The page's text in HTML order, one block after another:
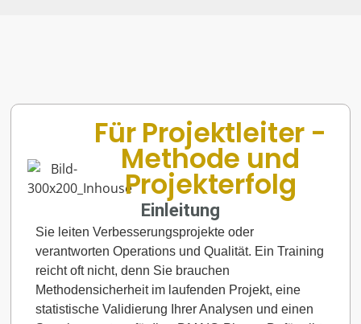
Für Projektleiter -
Methode und
Projekterfolg
Einleitung
Sie leiten Verbesserungsprojekte oder
verantworten Operations und Qualität. Ein Training
reicht oft nicht, denn Sie brauchen
Methodensicherheit im laufenden Projekt, eine
statistische Validierung Ihrer Analysen und einen